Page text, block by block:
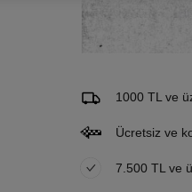
1000 TL ve
Ücretsiz ve
7.500 TL ve